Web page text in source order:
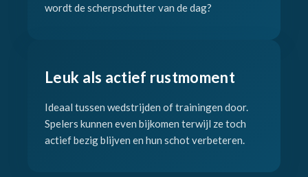
wordt de scherpschutter van de dag?
Leuk als actief rustmoment
Ideaal tussen wedstrijden of trainingen door.
Spelers kunnen even bijkomen terwijl ze toch
actief bezig blijven en hun schot verbeteren.